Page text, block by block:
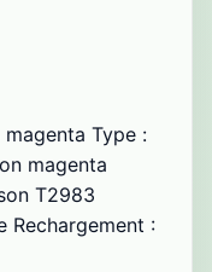
Type :
magenta
T2983
Rechargement :